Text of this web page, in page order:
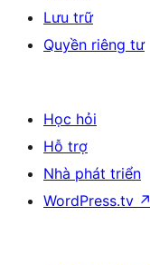
Lưu trữ
Quyền riêng tư
Học hỏi
Hỗ trợ
Nhà phát triển
WordPress.tv ↗